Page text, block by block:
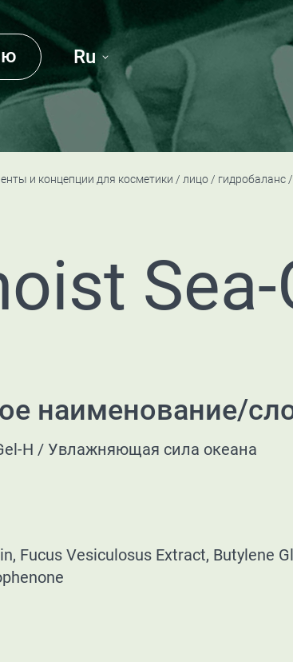
Ru
и концепции для косметики лицо гидробаланс
Sea-
наименование/
H / Увлажняющая сила океана
Fucus Vesiculosus Extract, Butylene